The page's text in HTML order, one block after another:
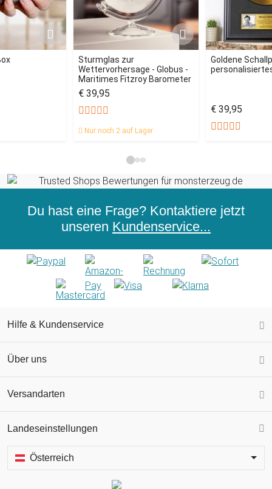
Sturmglas zur
Wettervorhersage - Globus -
Maritimes Fitzroy Barometer
€ 39,95
Nur noch 2 auf Lager
Goldene
€ 39,95
Du hast eine Frage? Kontaktiere jetzt
unseren Kundenservice...
Hilfe & Kundenservice
Über uns
Versandarten
Landeseinstellungen
Österreich